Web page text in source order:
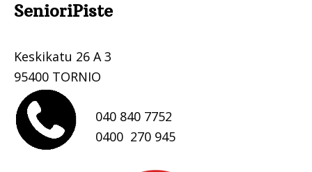
SenioriPiste
Keskikatu 26 A 3
95400 TORNIO
040 840 7752
0400 270 945